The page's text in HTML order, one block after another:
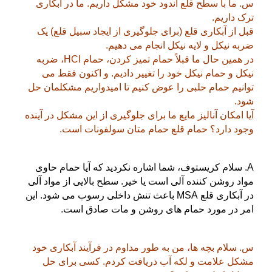
س. ما با سطح قلع اندود خود مشکل داریم. ما در آبکاری
ترک داریم.
قبل از آبکاری قلع (برای جلوگیری از ایجاد سبیل قلع) یک
ضربه نیکل و لایه نیکل انجام می دهیم.
در همین حال ما قبلاً حمام تمیز کردن، حمام HCl، ضربه
نیکل و حمام نیکل خود را تغییر دادیم. و اکنون فقط می
توانیم حمام حلبی را عوض کنیم تا امیدواریم مشکلمان حل
شود.
آیا امکان آنالیز مایع ما برای جلوگیری از این مشکل در آینده
وجود دارد؟ حمام قلع حمام متان سولفونات است.
A. سلام کریستوف، شما اشاره نکردید که آیا حمام حاوی
مواد روشن کننده آلی است یا خیر. سطح بالایی از مواد آلی
در آبکاری قلع MSA باعث تنش داخلی رسوب می شود. این
امر در مورد حمام های روشن و مات صادق است.
س. سلام بچه ها، من به طور مداوم در فرآیند آبکاری خود
مشکل علامت و لکه آب دریافت کردم. کسی برای حل